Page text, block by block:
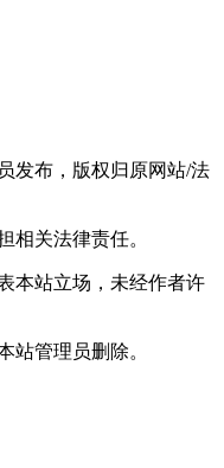
发布，版权归原网站/法
相关法律责任。
本站立场，未经作者许
站管理员删除。